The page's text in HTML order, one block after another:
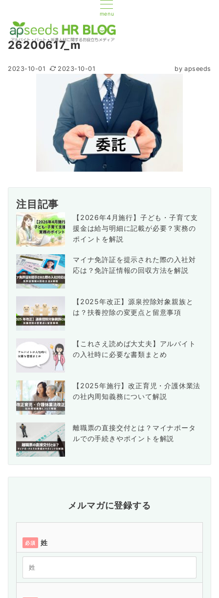
menu
26200617_m
2023-10-01 2023-10-01 by apseeds
注目記事
【2026年4月施行】子ども・子育て支
援金は給与明細に記載が必要？実務の
ポイントを解説
マイナ免許証を提示された際の入社対
応は？免許証情報の回収方法を解説
【2025年改正】源泉控除対象親族と
は？扶養控除の変更点と留意事項
【これさえ読めば大丈夫】アルバイト
の入社時に必要な書類まとめ
【2025年施行】改正育児・介護休業法
の社内周知義務について解説
離職票の直接交付とは？マイナポータ
ルでの手続きやポイントを解説
メルマガに登録する
必須 姓